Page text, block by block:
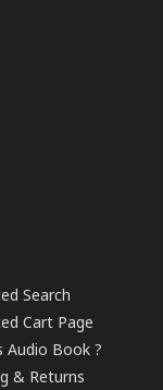
Search
Cart Page
Audio Book ?
& Returns